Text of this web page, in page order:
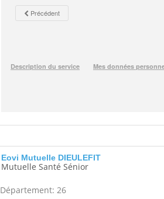
Eovi Mutuelle DIEULEFIT
Mutuelle Santé Sénior
Département: 26